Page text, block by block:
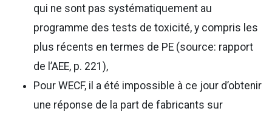
qui ne sont pas systématiquement au
programme des tests de toxicité, y compris les
plus récents en termes de PE (source: rapport
de l’AEE, p. 221),
Pour WECF, il a été impossible à ce jour d’obtenir
une réponse de la part de fabricants sur